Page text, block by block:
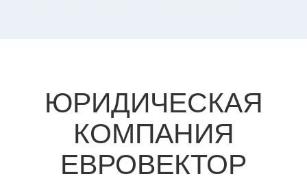
ЮРИДИЧЕСКАЯ
КОМПАНИЯ
ЕВРОВЕКТОР